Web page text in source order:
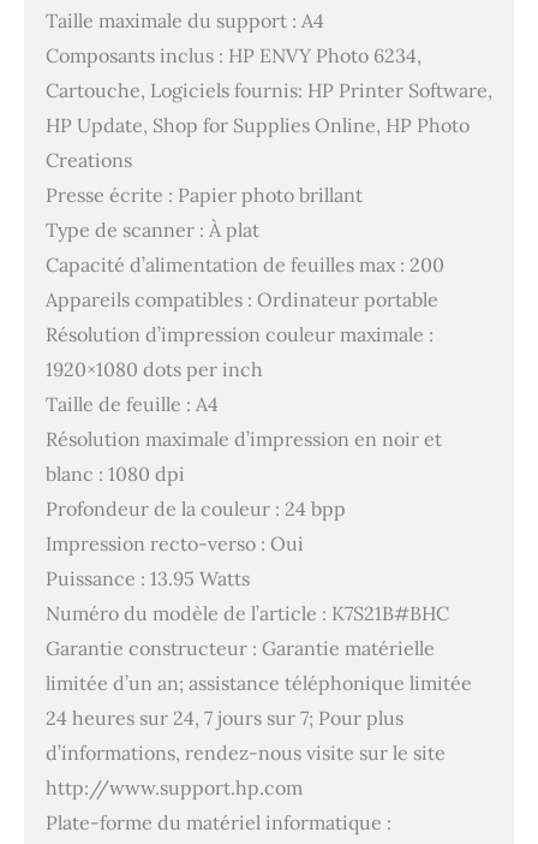
Taille maximale du support : A4
Composants inclus : HP ENVY Photo 6234,
Cartouche, Logiciels fournis: HP Printer Software,
HP Update, Shop for Supplies Online, HP Photo
Creations
Presse écrite : Papier photo brillant
Type de scanner : À plat
Capacité d’alimentation de feuilles max : 200
Appareils compatibles : Ordinateur portable
Résolution d’impression couleur maximale :
1920×1080 dots per inch
Taille de feuille : A4
Résolution maximale d’impression en noir et
blanc : 1080 dpi
Profondeur de la couleur : 24 bpp
Impression recto-verso : Oui
Puissance : 13.95 Watts
Numéro du modèle de l’article : K7S21B#BHC
Garantie constructeur : Garantie matérielle
limitée d’un an; assistance téléphonique limitée
24 heures sur 24, 7 jours sur 7; Pour plus
d’informations, rendez-nous visite sur le site
http://www.support.hp.com
Plate-forme du matériel informatique :